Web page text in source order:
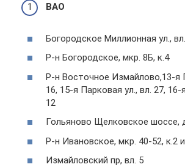
ВАО
Богородское Миллионная ул.,
Р-н Богородское, мкр. 8Б, к.4
Р-н Восточное Измайлово,13-я
16, 15-я Парковая ул., вл. 27, 16-
12
Гольяново Щелковское шоссе,
Р-н Ивановское, мкр. 40-52, к.2
Измайловский пр, вл. 5